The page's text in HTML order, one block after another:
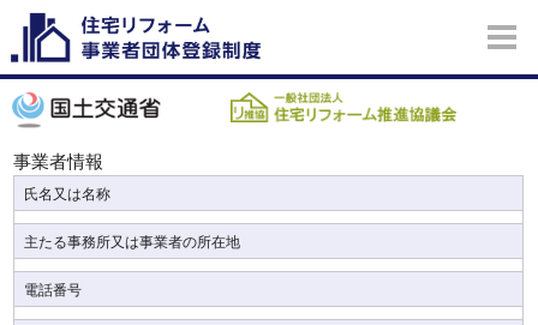
事業者情報
氏名又は名称
主たる事務所又は事業者の所在地
電話番号